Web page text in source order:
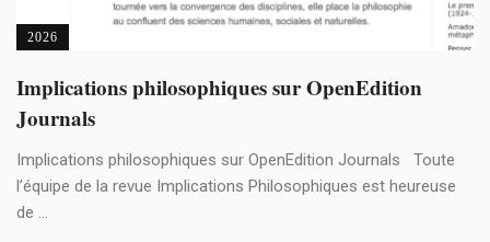
2026
Implications philosophiques sur OpenEdition
Journals
Implications philosophiques sur OpenEdition Journals Toute
l’équipe de la revue Implications Philosophiques est heureuse
de ...